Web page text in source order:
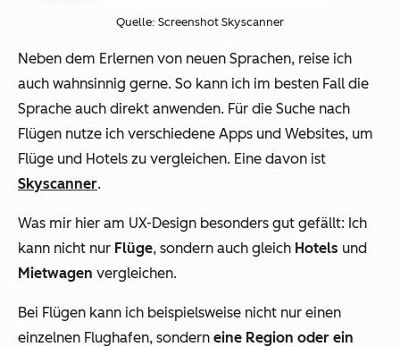
Quelle: Screenshot Skyscanner
Neben dem Erlernen von neuen Sprachen, reise ich
auch wahnsinnig gerne. So kann ich im besten Fall die
Sprache auch direkt anwenden. Für die Suche nach
Flügen nutze ich verschiedene Apps und Websites, um
Flüge und Hotels zu vergleichen. Eine davon ist
Skyscanner.
Was mir hier am UX-Design besonders gut gefällt: Ich
kann nicht nur Flüge, sondern auch gleich Hotels und
Mietwagen vergleichen.
Bei Flügen kann ich beispielsweise nicht nur einen
einzelnen Flughafen, sondern eine Region oder ein